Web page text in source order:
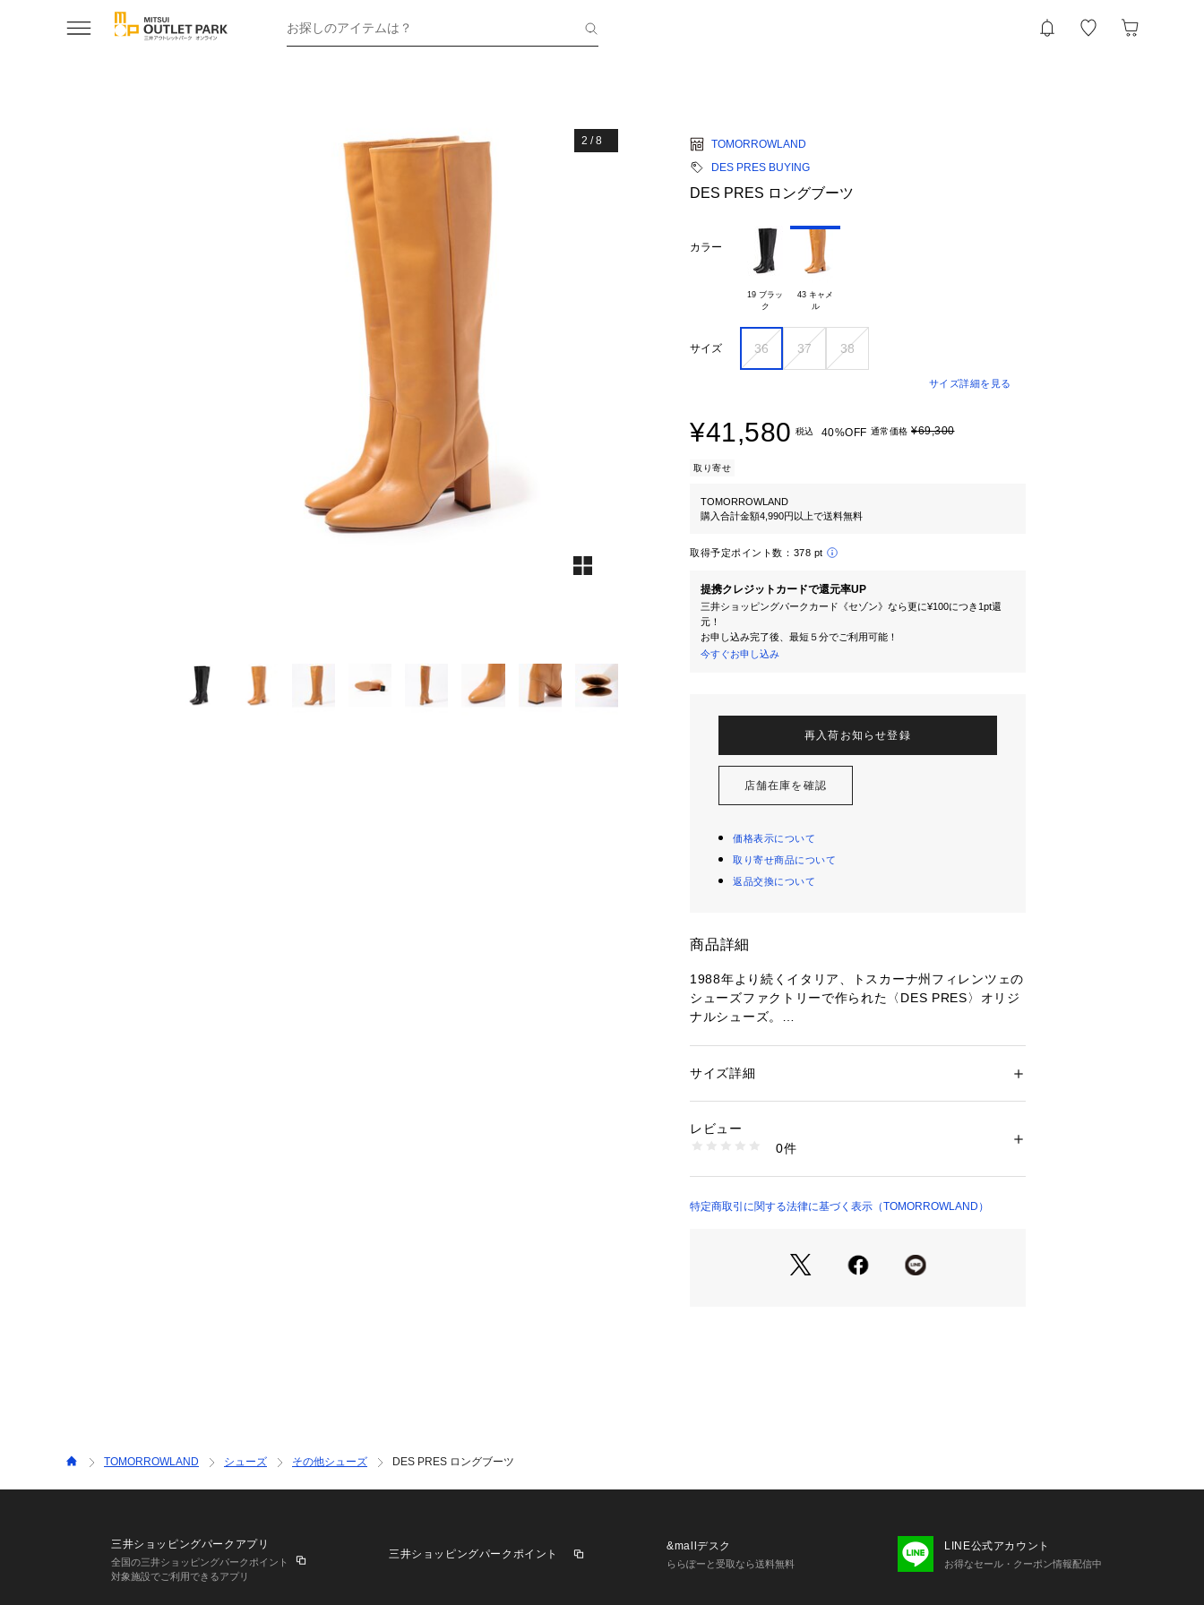
お探しのアイテムは？
2 /8
TOMORROWLAND
DES PRES BUYING
DES PRES ロングブーツ
カラー
19 ブラッ
43 キャメ
ル
サイズ 36 37 38
サイズ詳細を見る
¥41,580 税込 40%OFF 通常価格 ¥69,300
取り寄せ
TOMORROWLAND
購入合計金額4,990円以上で送料無料
取得予定ポイント数： 378 pt
提携クレジットカードで還元率UP
三井ショッピングパークカード《セゾン》なら更に¥100につき1pt還
元！
お申し込み完了後、最短５分でご利用可能！
今すぐお申し込み
再入荷お知らせ登録
店舗在庫を確認
価格表示について
取り寄せ商品について
返品交換について
商品詳細
1988年より続くイタリア、トスカーナ州フィレンツェの
シューズファクトリーで作られた〈DES PRES〉オリジ
ナルシューズ。
に。
36.0 23.0cm～23.5cm
37.0 23.5cm～24.0cm
国によってサイズ基準が異なり、デザインや素材、ブラ
※商品の色味は、商品単体の画像をご確認ください
性別：レディース
商品番号：
26013501029 （ショップ）
サイズ詳細
レビュー
0件
特定商取引に関する法律に基づく表示（TOMORROWLAND）
TOMORROWLAND シューズ その他シューズ DES PRES ロングブーツ
三井ショッピングパークアプリ
全国の三井ショッピングパークポイント
対象施設でご利用できるアプリ
三井ショッピングパークポイント
&mallデスク
ららぽーと受取なら送料無料
LINE公式アカウント
お得なセール・クーポン情報配信中